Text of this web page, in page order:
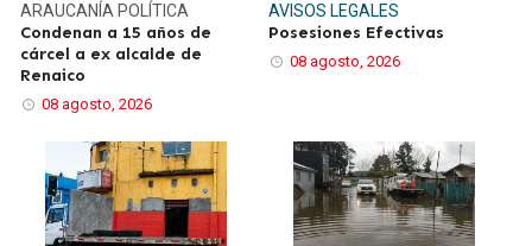
ARAUCANÍA POLÍTICA
Condenan a 15 años de
cárcel a ex alcalde de
Renaico
08 agosto, 2026
AVISOS LEGALES
Posesiones Efectivas
08 agosto, 2026